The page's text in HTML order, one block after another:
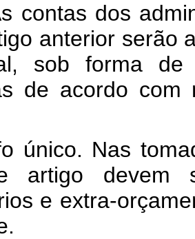
contas dos
anterior serão
sob forma
de acordo com
único. Nas
artigo devem
e extra-